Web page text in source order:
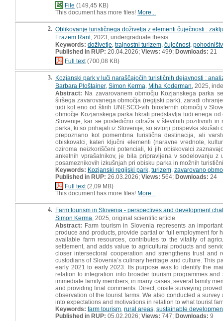
File (149,45 KB)
This document has more files! More...
2. Oblikovanje turističnega doživetja z elementi čuječnosti :
Erazem Rant, 2023, undergraduate thesis
Keywords: doživetje trajnostni turizem čuječnost,
Published in RUP: 20.04.2026; Views: 499; Downloads: 21
Full text(700,08 KB)
3. Kozjanski park v luči naraščajočih turističnih dejavnosti :
Barbara Ploštajner, Simon Kerma Miha Koderman , 2025,
Abstract: Na zavarovanem območju Kozjanskega parka
širšega zavarovanega območja (regijski park), zaradi
tudi kot eno od štirih UNESCO-vih biosfernih območij v
območje Kozjanskega parka hkrati predstavlja tudi enega
Slovenije, kar se posledično odraža v številnih pozitivnih
parka, ki so prihajali iz Slovenije, so avtorji prispevka
prepoznano kot pomembna turistična destinacija, ali
obiskovalci, kateri ključni elementi (naravne vrednote,
oziroma neizkoriščeni potenciali, ki jih obiskovalci
anketnih vprašalnikov, je bila pripravljena v sodelovanju
posameznikovih izkušnjah pri obisku parka in možnih
Keywords: Kozjanski regijski park turizem zavarovano
Published in RUP: 26.03.2026; Views: 564; Downloads: 24
Full text(2,09 MB)
This document has more files! More...
4. Farm tourism in Slovenia - perspectives and development
Simon Kerma , 2025, original scientific article
Abstract: Farm tourism in Slovenia represents an
produce and products, provide partial or full employment for
available farm resources, contributes to the vitality of
settlement, and adds value to agricultural products and
closer intersectoral cooperation and strengthens trust and
custodians of Slovenia’s culinary heritage and culture. This
early 2021 to early 2023. Its purpose was to identify the
relation to integration into broader tourism programmes
immediate family members; in many cases, several family
and providing final comments. Direct, onsite surveying
observation of the tourist farms. We also conducted a
into expectations and motivations in relation to what tourist
Keywords: farm tourism rural areas sustainable
Published in RUP: 05.02.2026; Views: 747; Downloads: 9